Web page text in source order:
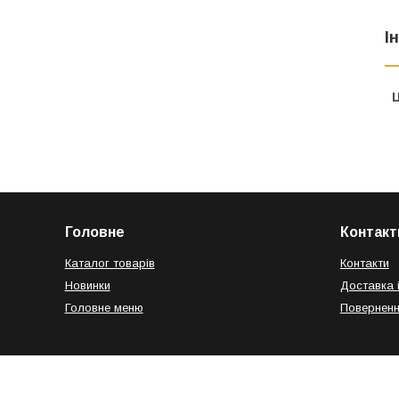
Головне
Каталог товарів
Новинки
Головне меню
Контакти
Доставка